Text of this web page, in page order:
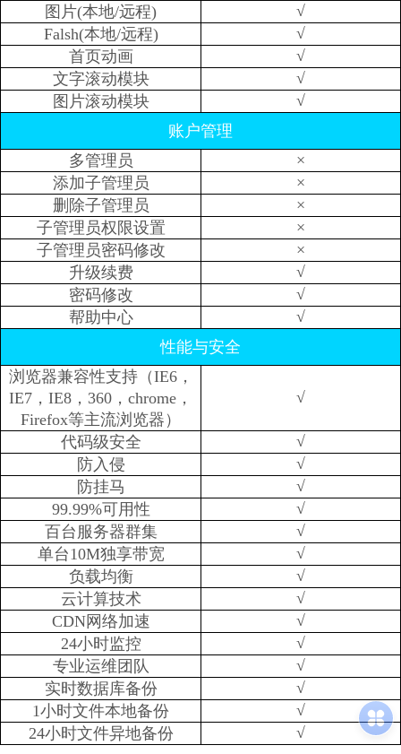
图片(本地/远程)
√
Falsh(本地/远程)
√
首页动画
√
文字滚动模块
√
图片滚动模块
√
账户管理
多管理员
×
添加子管理员
×
删除子管理员
×
子管理员权限设置
×
子管理员密码修改
×
升级续费
√
密码修改
√
帮助中心
√
性能与安全
浏览器兼容性支持（IE6，
IE7，IE8，360，chrome，
Firefox等主流浏览器）
√
代码级安全
√
防入侵
√
防挂马
√
99.99%可用性
√
百台服务器群集
√
单台10M独享带宽
√
负载均衡
√
云计算技术
√
CDN网络加速
√
24小时监控
√
专业运维团队
√
实时数据库备份
√
1小时文件本地备份
√
24小时文件异地备份
√